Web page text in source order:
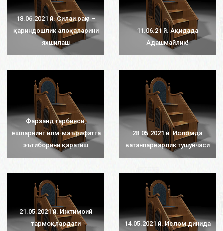
18.06.2021 й. Силаи раҳм –
қариндошлик алоқаларини
яхшилаш
11.06.21 й. Ақидада
Адашмайлик!
Фарзанд тарбияси,
ёшларнинг илм-маърифатга
эътиборини қаратиш
28.05.2021 й. Исломда
ватанпарварлик тушунчаси
21.05.2021 й. Ижтимоий
тармоқлардаги
14.05.2021 й. Ислом динида